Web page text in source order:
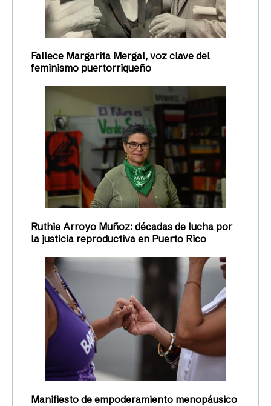
Fallece Margarita Mergal, voz clave del
feminismo puertorriqueño
Ruthie Arroyo Muñoz: décadas de lucha por
la justicia reproductiva en Puerto Rico
Manifiesto de empoderamiento menopáusico